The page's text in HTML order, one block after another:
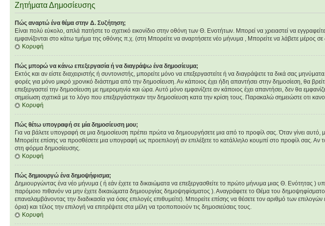
Ζητήματα Δημοσίευσης
Πώς αναρτώ ένα θέμα στην Δ. Συζήτηση;
Είναι πολύ εύκολο, απλά πατήστε το σχετικό εικονίδιο στην οθόνη των Θ. Ενοτήτων. Μπορεί να χρειαστεί να
εμφανίζονται στο κάτω τμήμα της οθόνης π.χ. (στη Μπορείτε να αναρτήσετε νέο μήνυμα , Μπορείτε να λάβετε μέρος
Κορυφή
Πώς μπορώ να κάνω επεξεργασία ή να διαγράψω ένα δημοσίευμα;
Εκτός και αν είστε διαχειριστής ή συντονιστής, μπορείτε μόνο να επεξεργαστείτε ή να διαγράψετε τα δικά σας
φορές για μόνο μικρό χρονικό διάστημα από την δημοσίευση. Αν κάποιος έχει ήδη απαντήσει στην δημοσίεση, θα
επεξεργαστεί την δημοσίευση με ημερομηνία και ώρα. Αυτό μόνο εμφανίζετε αν κάποιος έχει απαντήσει, δεν θα
σημείωση σχετικά με το λόγο που επεξεργάστηκαν την δημοσίευση κατα την κρίση τους. Παρακαλώ σημειώστε οτι
Κορυφή
Πώς θέτω υπογραφή σε μία δημοσίευση μου;
Για να βάλετε υπογραφή σε μια δημοσίευση πρέπει πρώτα να δημιουργήσετε μια από το προφίλ σας. Όταν γίνει αυτό,
Μπορείτε επίσης να προσθέσετε μια υπογραφή ως προεπιλογή αν επιλέξετε το κατάλληλο κουμπί στο προφίλ σας.
στη φόρμα δημοσίευσης.
Κορυφή
Πώς δημιουργώ ένα δημοψήφισμα;
Δημιουργώντας ένα νέο μήνυμα ( ή εάν έχετε τα δικαιώματα να επεξεργασθείτε το πρώτο μήνυμα μιας Θ. Ενότητας
παρόμοιο πιθανόν να μην έχετε δικαιώματα δημιουργίας δημοψηφίσματος ). Αναγράφετε το Θέμα του
επαναλαμβάνοντας την διαδικασία για όσες επιλογές επιθυμείτε). Μπορείτε επίσης να θέσετε τον αριθμό των
όρια) και τέλος την επιλογή να επιτρέψετε στα μέλη να τροποποιούν τις δημοσιεύσεις τους.
Κορυφή